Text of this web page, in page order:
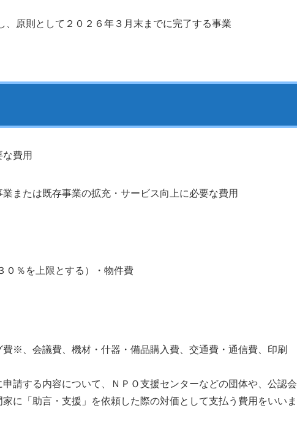
原則として２０２６年３月末までに完了する事業
費用
または既存事業の拡充・サービス向上に必要な費用
０％を上限とする）・物件費
※、会議費、機材・什器・備品購入費、交通費・通信費、印刷
請する内容について、ＮＰＯ支援センターなどの団体や、公認会
に「助言・支援」を依頼した際の対価として支払う費用をいいま